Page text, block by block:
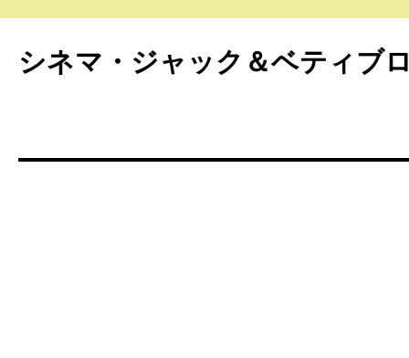
シネマ・ジャック＆ベティブ